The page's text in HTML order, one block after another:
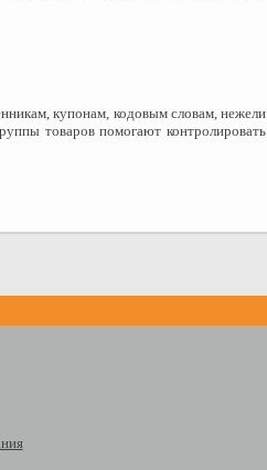
купонам, кодовым словам, нежели
товаров помогают контролировать